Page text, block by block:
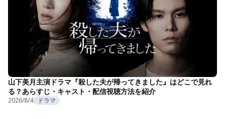
山下美月主演ドラマ『殺した夫が帰ってきました』はどこで見れ
る？あらすじ・キャスト・配信視聴方法を紹介
2026/8/4 ドラマ